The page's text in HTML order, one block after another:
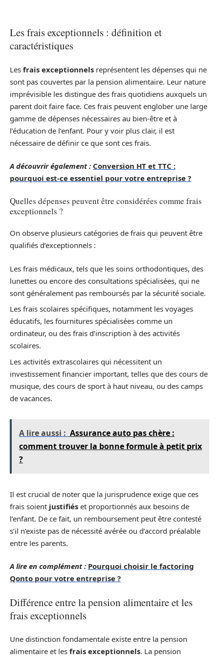
Les frais exceptionnels : définition et
caractéristiques
Les frais exceptionnels représentent les dépenses qui ne
sont pas couvertes par la pension alimentaire. Leur nature
imprévisible les distingue des frais quotidiens auxquels un
parent doit faire face. Ces frais peuvent englober une large
gamme de dépenses nécessaires au bien-être et à
l’éducation de l’enfant. Pour y voir plus clair, il est
nécessaire de définir ce que sont ces frais.
A découvrir également : Conversion HT et TTC :
pourquoi est-ce essentiel pour votre entreprise ?
Quelles dépenses peuvent être considérées comme frais
exceptionnels ?
On observe plusieurs catégories de frais qui peuvent être
qualifiés d’exceptionnels :
Les frais médicaux, tels que les soins orthodontiques, des
lunettes ou encore des consultations spécialisées, qui ne
sont généralement pas remboursés par la sécurité sociale.
Les frais scolaires spécifiques, notamment les voyages
éducatifs, les fournitures spécialisées comme un
ordinateur, ou des frais d’inscription à des activités
scolaires.
Les activités extrascolaires qui nécessitent un
investissement financier important, telles que des cours de
musique, des cours de sport à haut niveau, ou des camps
de vacances.
A lire aussi : Assurance auto pas chère :
comment trouver la bonne formule à petit prix
?
Il est crucial de noter que la jurisprudence exige que ces
frais soient justifiés et proportionnés aux besoins de
l’enfant. De ce fait, un remboursement peut être contesté
s’il n’existe pas de nécessité avérée ou d’accord préalable
entre les parents.
A lire en complément : Pourquoi choisir le factoring
Qonto pour votre entreprise ?
Différence entre la pension alimentaire et les
frais exceptionnels
Une distinction fondamentale existe entre la pension
alimentaire et les frais exceptionnels. La pension